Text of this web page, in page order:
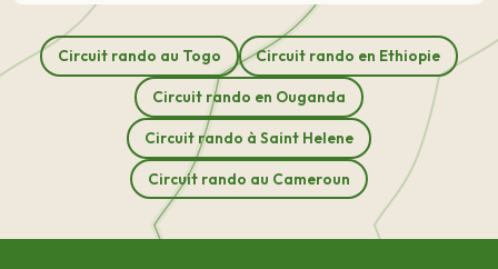
Circuit rando au Togo Circuit rando en Ethiopie
Circuit rando en Ouganda
Circuit rando à Saint Helene
Circuit rando au Cameroun